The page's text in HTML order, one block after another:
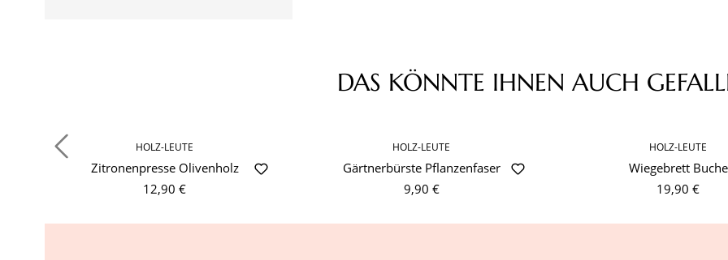
DAS KÖNNTE IHNEN AUCH
HOLZ-LEUTE
Zitronenpresse Olivenholz
12,90 €
HOLZ-LEUTE
Gärtnerbürste Pflanzenfaser
9,90 €
HOLZ-LEUTE
Wiegebrett Buche
19,90 €